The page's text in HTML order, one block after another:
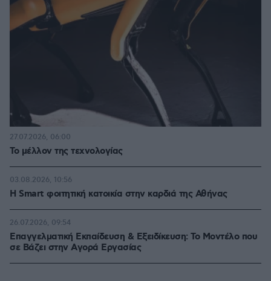
Το μέλλον της τεχνολογίας
27.07.2026, 06:00
Η Smart φοιτητική κατοικία στην καρδιά της Αθήνας
03.08.2026, 10:56
Επαγγελματική Εκπαίδευση & Εξειδίκευση: Το Mοντέλο που
σε Bάζει στην Aγορά Eργασίας
26.07.2026, 09:54